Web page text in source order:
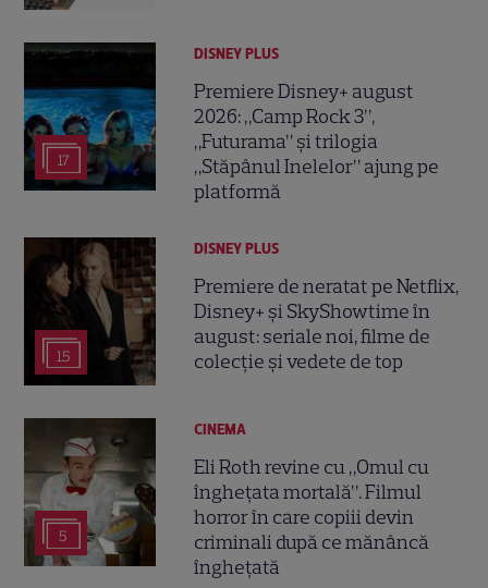
17
DISNEY PLUS
Premiere Disney+ august
2026: „Camp Rock 3”,
„Futurama” și trilogia
„Stăpânul Inelelor” ajung pe
platformă
15
DISNEY PLUS
Premiere de neratat pe Netflix,
Disney+ și SkyShowtime în
august: seriale noi, filme de
colecție și vedete de top
5
CINEMA
Eli Roth revine cu „Omul cu
înghețata mortală”. Filmul
horror în care copiii devin
criminali după ce mănâncă
înghețată